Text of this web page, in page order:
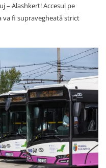
– Alashkert! Accesul pe
va fi supravegheată strict